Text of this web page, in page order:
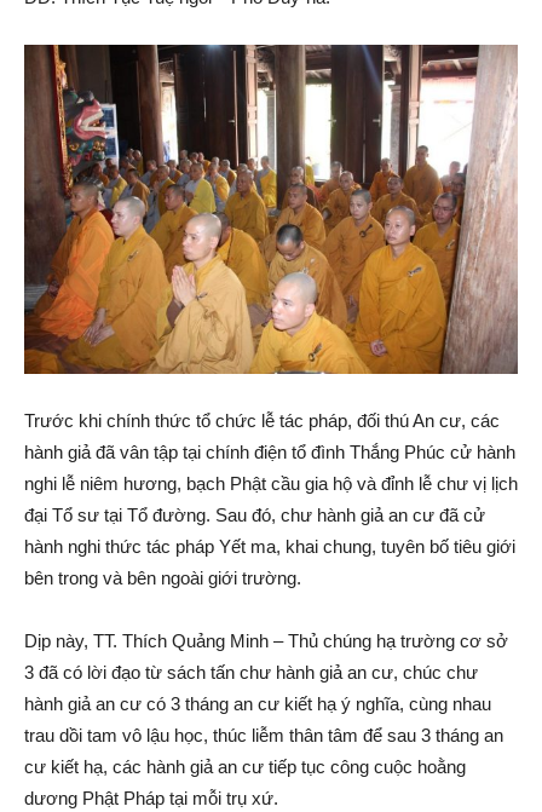
Trước khi chính thức tổ chức lễ tác pháp, đối thú An cư, các
hành giả đã vân tập tại chính điện tổ đình Thắng Phúc cử hành
nghi lễ niêm hương, bạch Phật cầu gia hộ và đỉnh lễ chư vị lịch
đại Tổ sư tại Tổ đường. Sau đó, chư hành giả an cư đã cử
hành nghi thức tác pháp Yết ma, khai chung, tuyên bố tiêu giới
bên trong và bên ngoài giới trường.
Dịp này, TT. Thích Quảng Minh – Thủ chúng hạ trường cơ sở
3 đã có lời đạo từ sách tấn chư hành giả an cư, chúc chư
hành giả an cư có 3 tháng an cư kiết hạ ý nghĩa, cùng nhau
trau dồi tam vô lậu học, thúc liễm thân tâm để sau 3 tháng an
cư kiết hạ, các hành giả an cư tiếp tục công cuộc hoằng
dương Phật Pháp tại mỗi trụ xứ.